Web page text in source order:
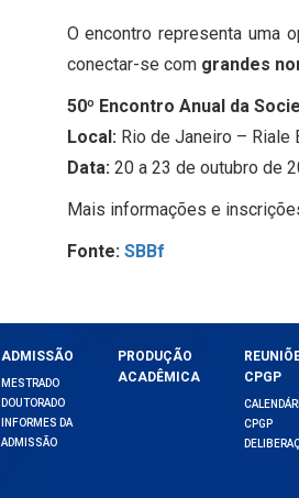
O encontro representa uma
conectar-se com grandes
50º Encontro Anual da
Local:Rio de Janeiro – Riale
Data:20 a 23 de outubro de
Mais informações e
Fonte: SBBf
ADMISSÃO
MESTRADO
DOUTORADO
INFORMES DA
ADMISSÃO
PRODUÇÃO
ACADÊMICA
CPGP
CPGP